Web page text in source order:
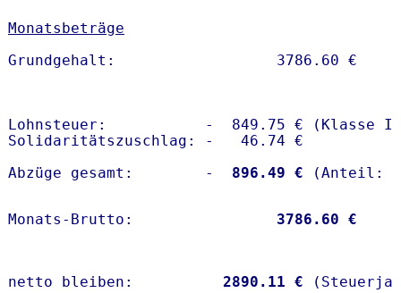
Monatsbeträge
Lohnsteuer:           -  849.75 € (Klasse I)
Solidaritätszuschlag: -   46.74 €
Abzüge gesamt:        -
  896.49 €
Monats-Brutto: 3786.60 €
netto bleiben: 2890.11 €